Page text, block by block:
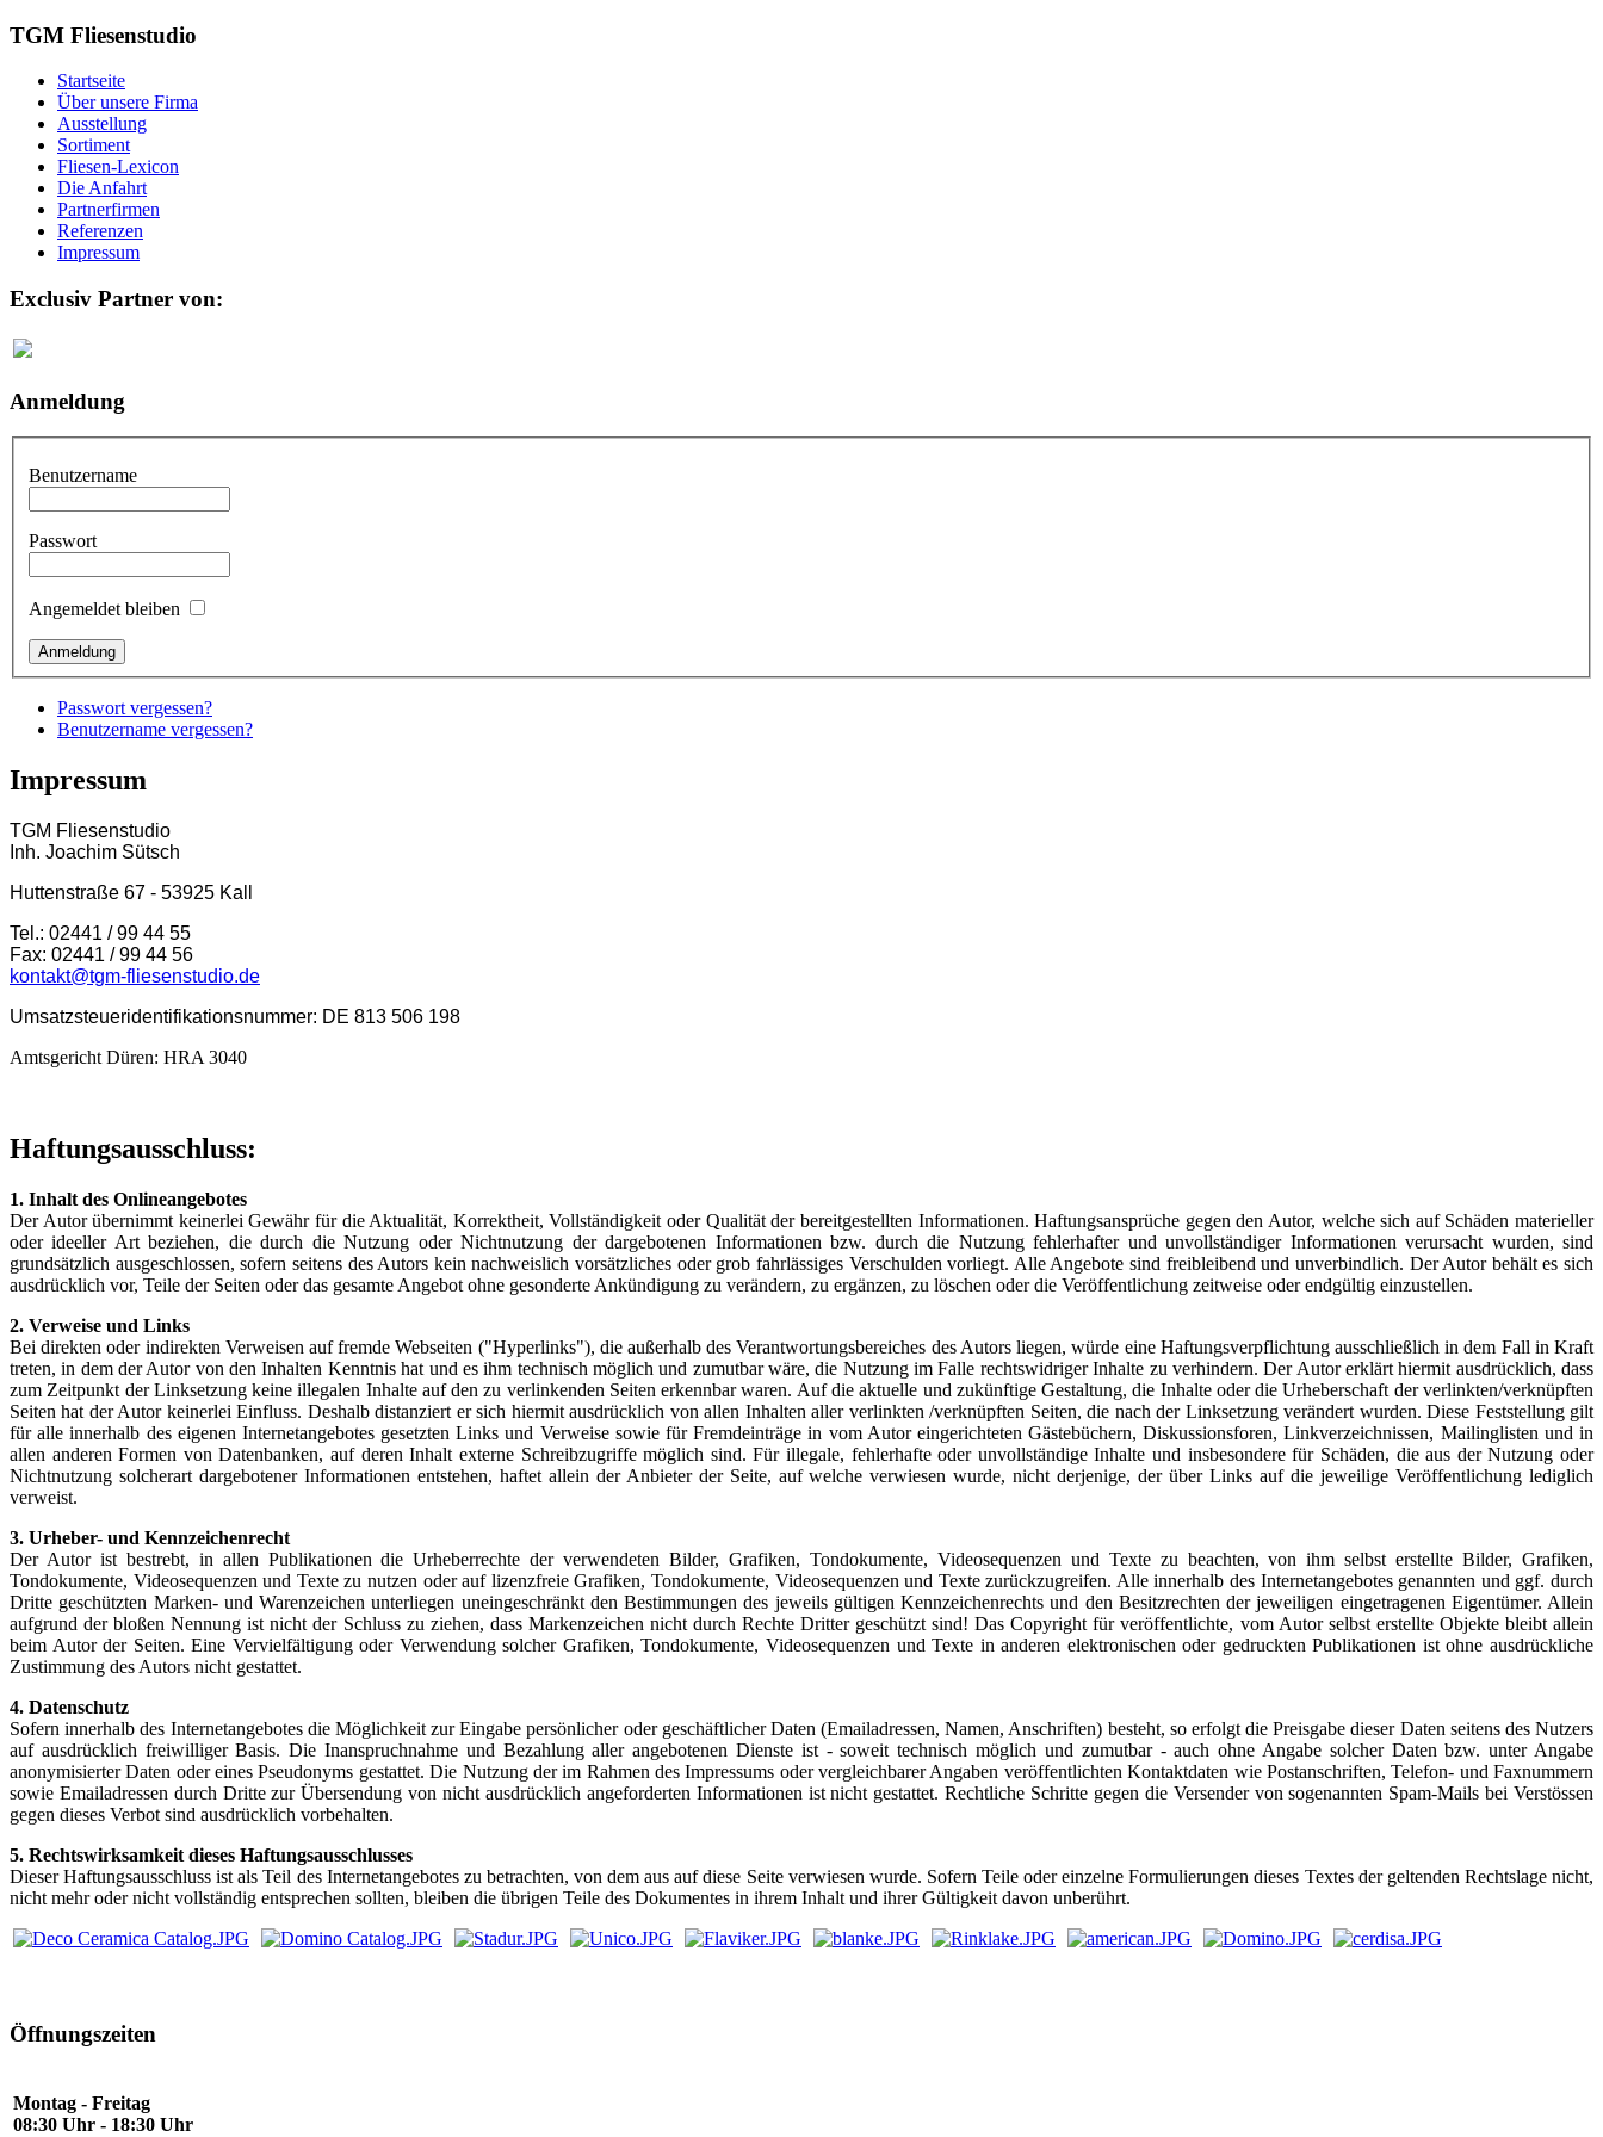
TGM Fliesenstudio
Startseite
Über unsere Firma
Ausstellung
Sortiment
Fliesen-Lexicon
Die Anfahrt
Partnerfirmen
Referenzen
Impressum
Exclusiv Partner von:
Anmeldung
Benutzername
Passwort
Angemeldet bleiben
Passwort vergessen?
Benutzername vergessen?
Impressum
TGM Fliesenstudio
Inh. Joachim Sütsch
Huttenstraße 67 - 53925 Kall
Tel.: 02441 / 99 44 55
Fax: 02441 / 99 44 56
kontakt@tgm-fliesenstudio.de
Umsatzsteueridentifikationsnummer: DE 813 506 198
Amtsgericht Düren: HRA 3040
Haftungsausschluss:
1. Inhalt des Onlineangebotes
Der Autor übernimmt keinerlei Gewähr für die Aktualität, Korrektheit, Vollständigkeit oder Qualität der bereitgestellten Informationen. Haftungsansprüche gegen den Autor, welche sich auf Schäden materieller
oder ideeller Art beziehen, die durch die Nutzung oder Nichtnutzung der dargebotenen Informationen bzw. durch die Nutzung fehlerhafter und unvollständiger Informationen verursacht wurden, sind
grundsätzlich ausgeschlossen, sofern seitens des Autors kein nachweislich vorsätzliches oder grob fahrlässiges Verschulden vorliegt. Alle Angebote sind freibleibend und unverbindlich. Der Autor behält es sich
ausdrücklich vor, Teile der Seiten oder das gesamte Angebot ohne gesonderte Ankündigung zu verändern, zu ergänzen, zu löschen oder die Veröffentlichung zeitweise oder endgültig einzustellen.
2. Verweise und Links
Bei direkten oder indirekten Verweisen auf fremde Webseiten ("Hyperlinks"), die außerhalb des Verantwortungsbereiches des Autors liegen, würde eine Haftungsverpflichtung ausschließlich in dem Fall in Kraft
treten, in dem der Autor von den Inhalten Kenntnis hat und es ihm technisch möglich und zumutbar wäre, die Nutzung im Falle rechtswidriger Inhalte zu verhindern. Der Autor erklärt hiermit ausdrücklich, dass
zum Zeitpunkt der Linksetzung keine illegalen Inhalte auf den zu verlinkenden Seiten erkennbar waren. Auf die aktuelle und zukünftige Gestaltung, die Inhalte oder die Urheberschaft der verlinkten/verknüpften
Seiten hat der Autor keinerlei Einfluss. Deshalb distanziert er sich hiermit ausdrücklich von allen Inhalten aller verlinkten /verknüpften Seiten, die nach der Linksetzung verändert wurden. Diese Feststellung gilt
für alle innerhalb des eigenen Internetangebotes gesetzten Links und Verweise sowie für Fremdeinträge in vom Autor eingerichteten Gästebüchern, Diskussionsforen, Linkverzeichnissen, Mailinglisten und in
allen anderen Formen von Datenbanken, auf deren Inhalt externe Schreibzugriffe möglich sind. Für illegale, fehlerhafte oder unvollständige Inhalte und insbesondere für Schäden, die aus der Nutzung oder
Nichtnutzung solcherart dargebotener Informationen entstehen, haftet allein der Anbieter der Seite, auf welche verwiesen wurde, nicht derjenige, der über Links auf die jeweilige Veröffentlichung lediglich
verweist.
3. Urheber- und Kennzeichenrecht
Der Autor ist bestrebt, in allen Publikationen die Urheberrechte der verwendeten Bilder, Grafiken, Tondokumente, Videosequenzen und Texte zu beachten, von ihm selbst erstellte Bilder, Grafiken,
Tondokumente, Videosequenzen und Texte zu nutzen oder auf lizenzfreie Grafiken, Tondokumente, Videosequenzen und Texte zurückzugreifen. Alle innerhalb des Internetangebotes genannten und ggf. durch
Dritte geschützten Marken- und Warenzeichen unterliegen uneingeschränkt den Bestimmungen des jeweils gültigen Kennzeichenrechts und den Besitzrechten der jeweiligen eingetragenen Eigentümer. Allein
aufgrund der bloßen Nennung ist nicht der Schluss zu ziehen, dass Markenzeichen nicht durch Rechte Dritter geschützt sind! Das Copyright für veröffentlichte, vom Autor selbst erstellte Objekte bleibt allein
beim Autor der Seiten. Eine Vervielfältigung oder Verwendung solcher Grafiken, Tondokumente, Videosequenzen und Texte in anderen elektronischen oder gedruckten Publikationen ist ohne ausdrückliche
Zustimmung des Autors nicht gestattet.
4. Datenschutz
Sofern innerhalb des Internetangebotes die Möglichkeit zur Eingabe persönlicher oder geschäftlicher Daten (Emailadressen, Namen, Anschriften) besteht, so erfolgt die Preisgabe dieser Daten seitens des Nutzers
auf ausdrücklich freiwilliger Basis. Die Inanspruchnahme und Bezahlung aller angebotenen Dienste ist - soweit technisch möglich und zumutbar - auch ohne Angabe solcher Daten bzw. unter Angabe
anonymisierter Daten oder eines Pseudonyms gestattet. Die Nutzung der im Rahmen des Impressums oder vergleichbarer Angaben veröffentlichten Kontaktdaten wie Postanschriften, Telefon- und Faxnummern
sowie Emailadressen durch Dritte zur Übersendung von nicht ausdrücklich angeforderten Informationen ist nicht gestattet. Rechtliche Schritte gegen die Versender von sogenannten Spam-Mails bei Verstössen
gegen dieses Verbot sind ausdrücklich vorbehalten.
5. Rechtswirksamkeit dieses Haftungsausschlusses
Dieser Haftungsausschluss ist als Teil des Internetangebotes zu betrachten, von dem aus auf diese Seite verwiesen wurde. Sofern Teile oder einzelne Formulierungen dieses Textes der geltenden Rechtslage nicht,
nicht mehr oder nicht vollständig entsprechen sollten, bleiben die übrigen Teile des Dokumentes in ihrem Inhalt und ihrer Gültigkeit davon unberührt.
Öffnungszeiten
Montag - Freitag
08:30 Uhr - 18:30 Uhr